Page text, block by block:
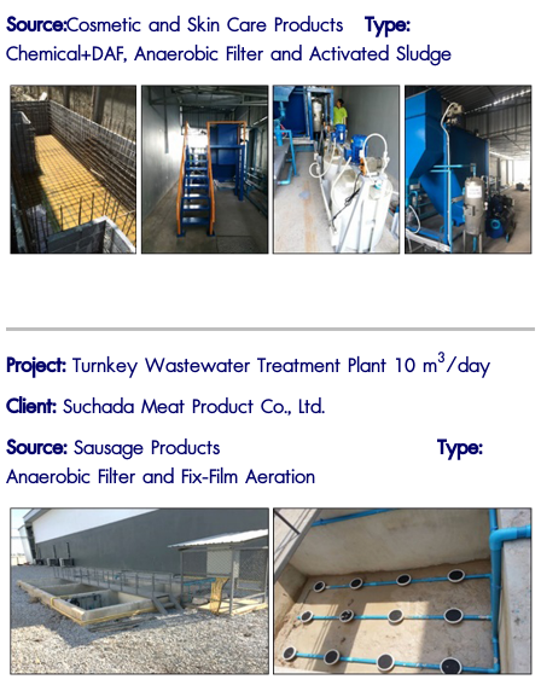
Source:Cosmetic and Skin Care Products Type:
Chemical+DAF, Anaerobic Filter and Activated Sludge
Project:Turnkey Wastewater Treatment Plant 10 m3/day
Client: Suchada Meat Product Co., Ltd.
Source: Sausage Products Type:
Anaerobic Filter and Fix-Film Aeration